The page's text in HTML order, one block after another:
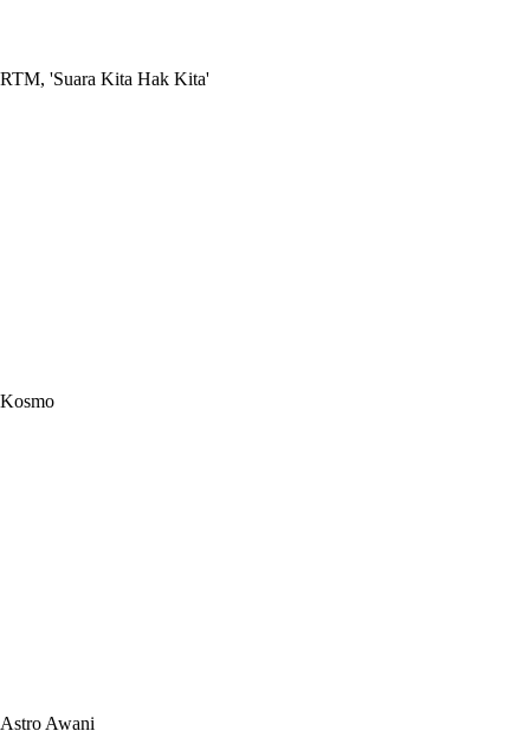
RTM, 'Suara Kita Hak Kita'
Kosmo
Astro Awani